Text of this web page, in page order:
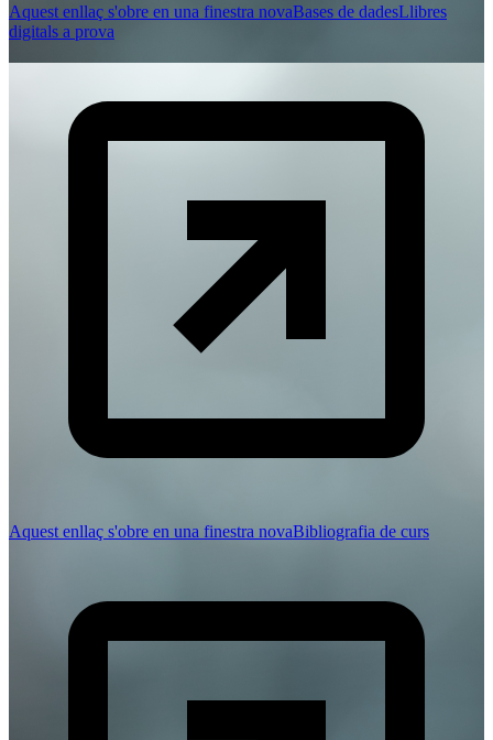
Aquest enllaç s'obre en una finestra novaBases de dadesLlibres
digitals a prova
Aquest enllaç s'obre en una finestra novaBibliografia de curs